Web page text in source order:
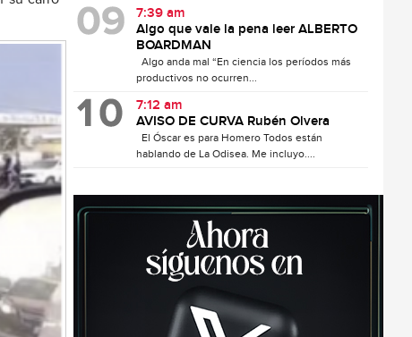
7:39 am
Algo que vale la pena leer ALBERTO
BOARDMAN
Algo anda mal “En ciencia los períodos más
productivos no ocurren...
7:12 am
AVISO DE CURVA Rubén Olvera
El Óscar es para Homero Todos están
hablando de La Odisea. Me incluyo....